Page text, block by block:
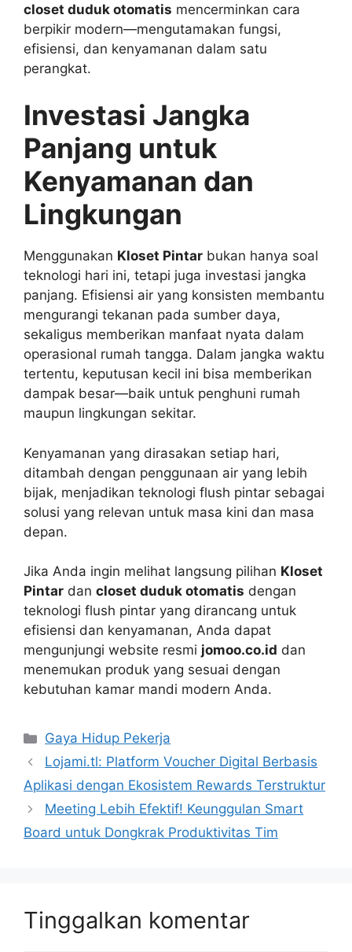
closet duduk otomatis mencerminkan cara
berpikir modern—mengutamakan fungsi,
efisiensi, dan kenyamanan dalam satu
perangkat.
Investasi Jangka
Panjang untuk
Kenyamanan dan
Lingkungan
Menggunakan Kloset Pintar bukan hanya soal
teknologi hari ini, tetapi juga investasi jangka
panjang. Efisiensi air yang konsisten membantu
mengurangi tekanan pada sumber daya,
sekaligus memberikan manfaat nyata dalam
operasional rumah tangga. Dalam jangka waktu
tertentu, keputusan kecil ini bisa memberikan
dampak besar—baik untuk penghuni rumah
maupun lingkungan sekitar.
Kenyamanan yang dirasakan setiap hari,
ditambah dengan penggunaan air yang lebih
bijak, menjadikan teknologi flush pintar sebagai
solusi yang relevan untuk masa kini dan masa
depan.
Jika Anda ingin melihat langsung pilihan Kloset
Pintar dan closet duduk otomatis dengan
teknologi flush pintar yang dirancang untuk
efisiensi dan kenyamanan, Anda dapat
mengunjungi website resmi jomoo.co.id dan
menemukan produk yang sesuai dengan
kebutuhan kamar mandi modern Anda.
Kategori
Gaya Hidup Pekerja
Lojami.tl: Platform Voucher Digital Berbasis
Aplikasi dengan Ekosistem Rewards Terstruktur
Meeting Lebih Efektif! Keunggulan Smart
Board untuk Dongkrak Produktivitas Tim
Tinggalkan komentar